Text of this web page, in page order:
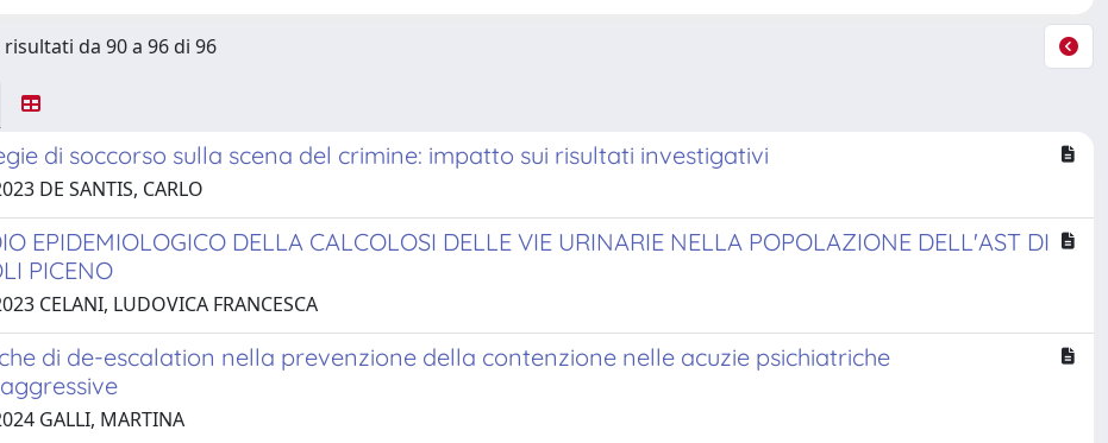
da 90 a 96 di 96
di soccorso sulla scena del crimine: impatto sui risultati investigativi
DE SANTIS, CARLO
EPIDEMIOLOGICO DELLA CALCOLOSI DELLE VIE URINARIE NELLA POPOLAZIONE DELL'AST DI
PICENO
CELANI, LUDOVICA FRANCESCA
di de-escalation nella prevenzione della contenzione nelle acuzie psichiatriche
GALLI, MARTINA